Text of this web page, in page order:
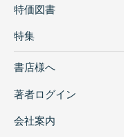
特価図書
特集
書店様へ
著者ログイン
会社案内